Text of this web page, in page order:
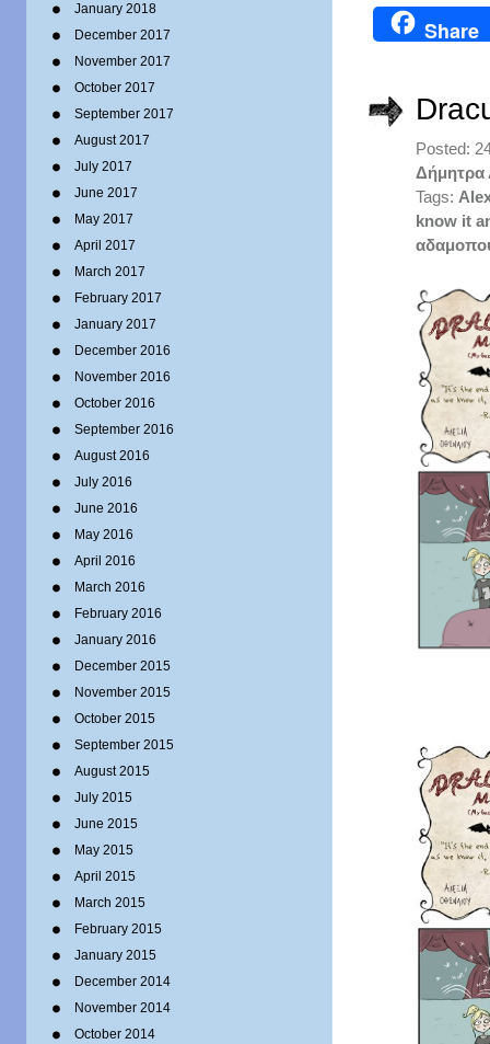
January 2018
December 2017
November 2017
October 2017
September 2017
August 2017
July 2017
June 2017
May 2017
April 2017
March 2017
February 2017
January 2017
December 2016
November 2016
October 2016
September 2016
August 2016
July 2016
June 2016
May 2016
April 2016
March 2016
February 2016
January 2016
December 2015
November 2015
October 2015
September 2015
August 2015
July 2015
June 2015
May 2015
April 2015
March 2015
February 2015
January 2015
December 2014
November 2014
October 2014
Share
Posted:
Δήμητρα
Tags:
know it